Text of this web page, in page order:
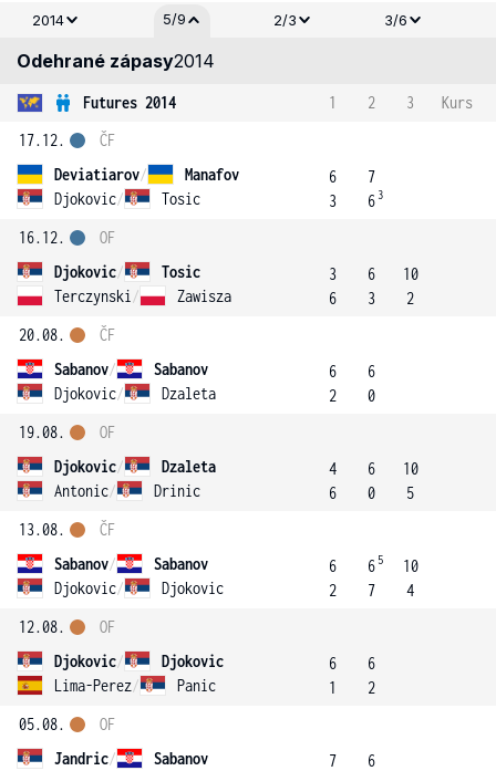
2014
5/9 2/3 3/6
Odehrané zápasy2014
Futures 2014 1 2 3
Kurs
17.12.
Deviatiarov/
Manafov
Djokovic/ Tosic
ČF
6
3
7
6 3
16.12.
Djokovic/
Tosic
Terczynski / Zawisza
OF
3
6
6
3
10
2
20.08.
Sabanov/
Sabanov
Djokovic/ Dzaleta
ČF
6
2
6
0
19.08.
Djokovic/
Dzaleta
Antonic/ Drinic
OF
4
6
6
0
10
5
13.08.
Sabanov/
Sabanov
Djokovic/ Djokovic
ČF
6
2
6 5
7
10
4
12.08.
Djokovic/
Djokovic
Lima-Perez/ Panic
OF
6
1
6
2
05.08.
Jandric/
Sabanov
OF
7
6